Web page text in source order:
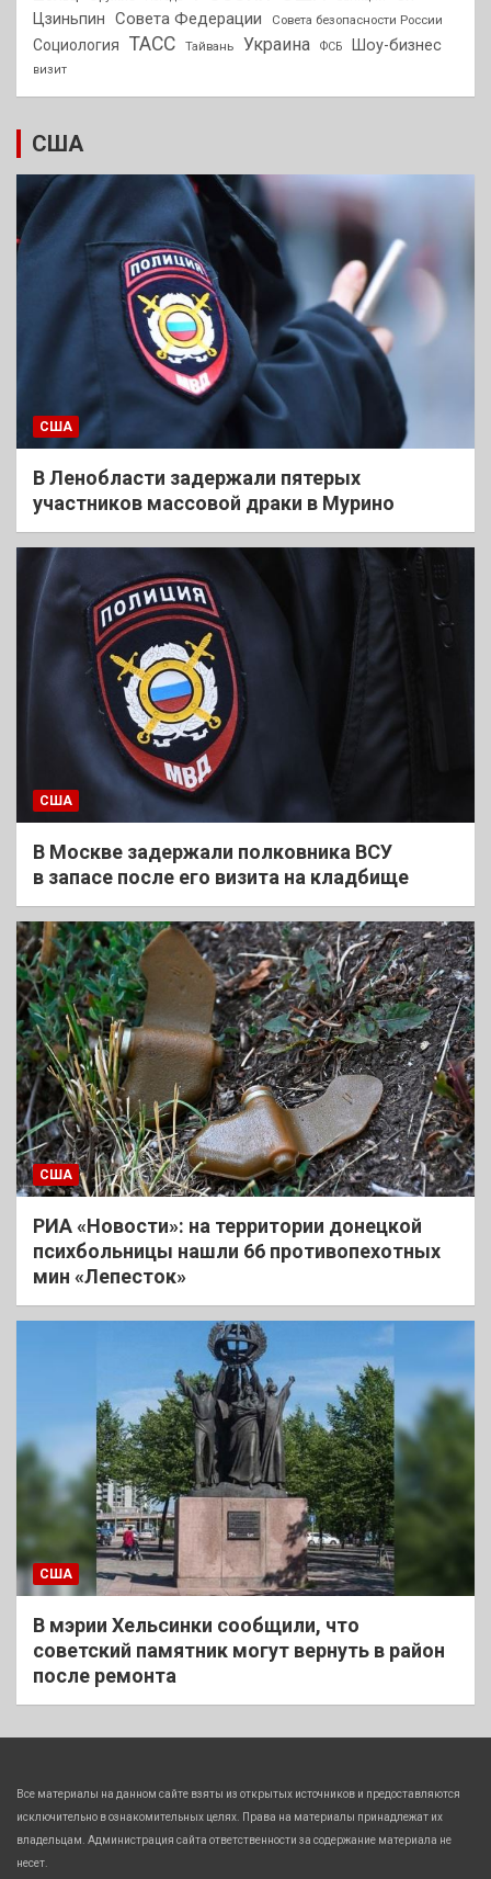
Цзиньпин Совета Федерации Совета безопасности России
Социология ТАСС Тайвань Украина ФСБ Шоу-бизнес
визит
США
США
В Ленобласти задержали пятерых
участников массовой драки в Мурино
США
В Москве задержали полковника ВСУ
в запасе после его визита на кладбище
США
РИА «Новости»: на территории донецкой
психбольницы нашли 66 противопехотных
мин «Лепесток»
США
В мэрии Хельсинки сообщили, что
советский памятник могут вернуть в район
после ремонта
Все материалы на данном сайте взяты из открытых источников и предоставляются
исключительно в ознакомительных целях. Права на материалы принадлежат их
владельцам. Администрация сайта ответственности за содержание материала не
несет.